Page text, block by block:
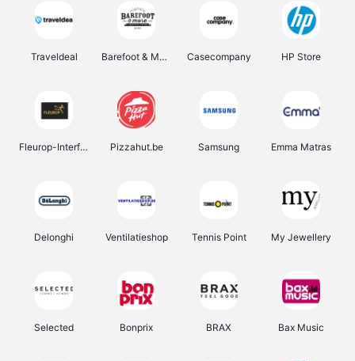
Traveldeal Barefoot & More Casecompany HP Store
Fleurop-Interflora Pizzahut.be Samsung Emma Matras
Delonghi Ventilatieshop Tennis Point My Jewellery
Selected Bonprix BRAX Bax Music